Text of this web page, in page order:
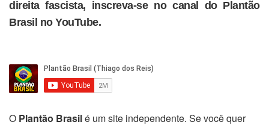
direita fascista, inscreva-se no canal do Plantão
Brasil no YouTube.
O Plantão Brasilé um site independente. Se você quer